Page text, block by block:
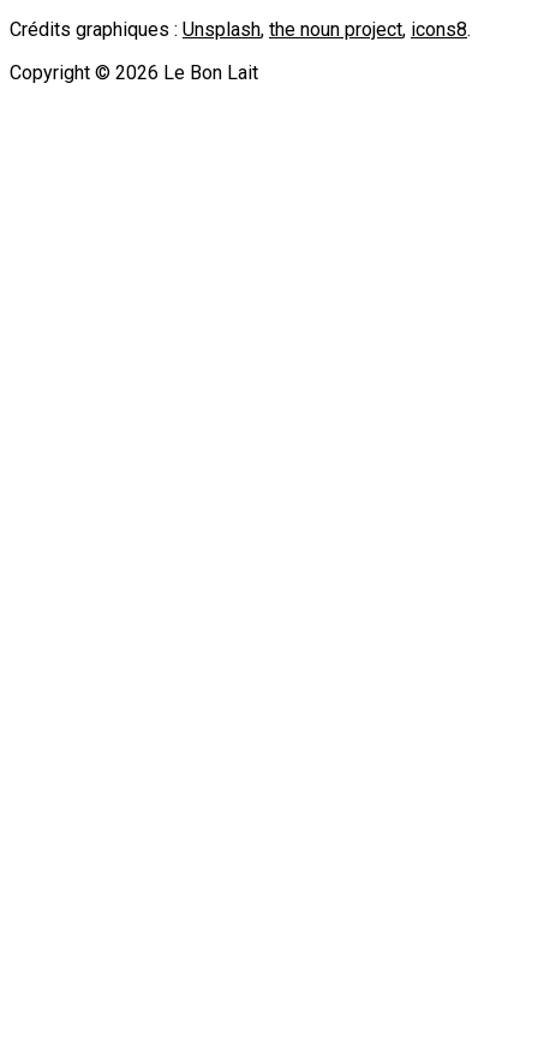
Crédits graphiques : Unsplash, the noun project, icons8.
Copyright © 2026 Le Bon Lait